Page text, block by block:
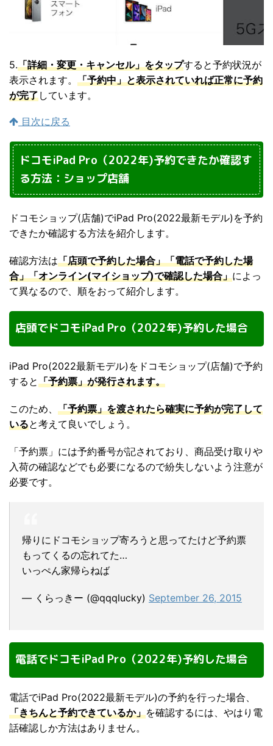
5.「詳細・変更・キャンセル」をタップすると予約状況が
表示されます。 「予約中」と表示されていれば正常に予約
が完了しています。
目次に戻る
ドコモiPad Pro（2022年)予約できたか確認す
る方法：ショップ店舗
ドコモショップ(店舗)でiPad Pro(2022最新モデル)を予約
できたか確認する方法を紹介します。
確認方法は「店頭で予約した場合」「電話で予約した場
合」「オンライン(マイショップ)で確認した場合」によっ
て異なるので、順をおって紹介します。
店頭でドコモiPad Pro（2022年)予約した場合
iPad Pro(2022最新モデル)をドコモショップ(店舗)で予約
すると「予約票」が発行されます。
このため、 「予約票」を渡されたら確実に予約が完了して
いると考えて良いでしょう。
「予約票」には予約番号が記されており、商品受け取りや
入荷の確認などでも必要になるので紛失しないよう注意が
必要です。
帰りにドコモショップ寄ろうと思ってたけど予約票
もってくるの忘れてた…
いっぺん家帰らねば
— くらっきー (@qqqlucky) September 26, 2015
電話でドコモiPad Pro（2022年)予約した場合
電話でiPad Pro(2022最新モデル)の予約を行った場合、
「きちんと予約できているか」を確認するには、やはり電
話確認しか方法はありません。